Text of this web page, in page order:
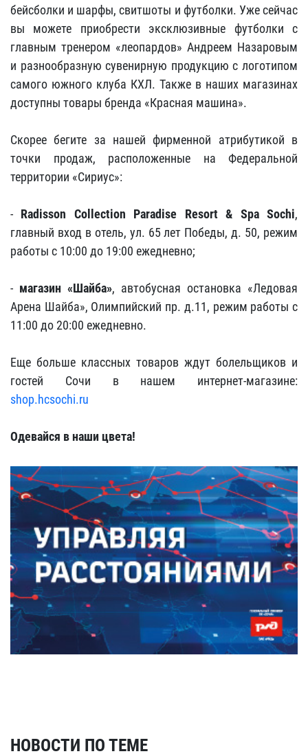
бейсболки и шарфы, свитшоты и футболки. Уже сейчас
вы можете приобрести эксклюзивные футболки с
главным тренером «леопардов» Андреем Назаровым
и разнообразную сувенирную продукцию с логотипом
самого южного клуба КХЛ. Также в наших магазинах
доступны товары бренда «Красная машина».
Скорее бегите за нашей фирменной атрибутикой в
точки продаж, расположенные на Федеральной
территории «Сириус»:
- Radisson Collection Paradise Resort & Spa Sochi,
главный вход в отель, ул. 65 лет Победы, д. 50, режим
работы с 10:00 до 19:00 ежедневно;
- магазин «Шайба», автобусная остановка «Ледовая
Арена Шайба», Олимпийский пр. д.11, режим работы с
11:00 до 20:00 ежедневно.
Еще больше классных товаров ждут болельщиков и
гостей Сочи в нашем интернет-магазине:
shop.hcsochi.ru
Одевайся в наши цвета!
НОВОСТИ ПО ТЕМЕ